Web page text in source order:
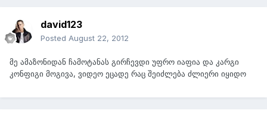
david123
Posted August 22, 2012
მე ამაზონიდან ჩამოტანას გირჩევდი უფრო იაფია და კარგი
კონფიგი მოგივა, ვიდეო ეცადე რაც შეიძლება ძლიერი იყიდო